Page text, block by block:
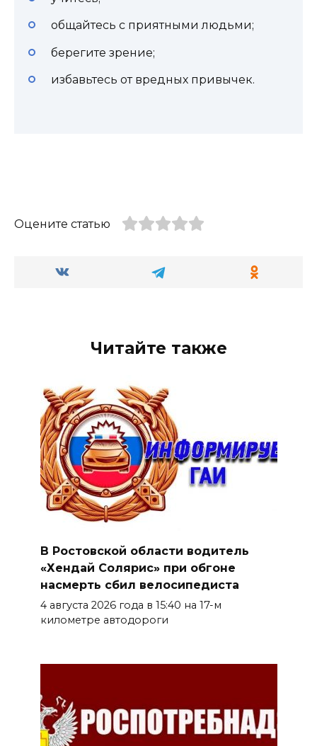
общайтесь с приятными людьми;
берегите зрение;
избавьтесь от вредных привычек.
Оцените статью
Читайте также
В Ростовской области водитель
«Хендай Солярис» при обгоне
насмерть сбил велосипедиста
4 августа 2026 года в 15:40 на 17-м
километре автодороги